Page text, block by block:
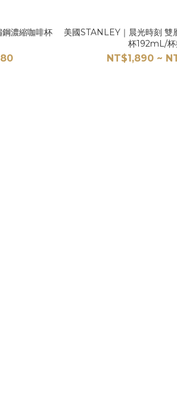
濃縮咖啡杯
美國STANLEY｜晨光時刻 雙
杯192mL/杯
NT$1,890 ~